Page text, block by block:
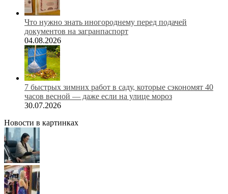
Что нужно знать иногороднему перед подачей
документов на загранпаспорт
04.08.2026
7 быстрых зимних работ в саду, которые сэкономят 40
часов весной — даже если на улице мороз
30.07.2026
Новости в картинках